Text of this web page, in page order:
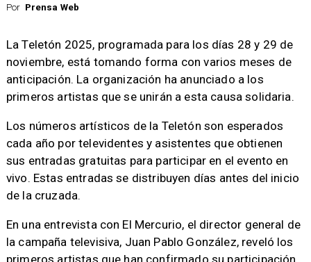
Por Prensa Web
La Teletón 2025, programada para los días 28 y 29 de
noviembre, está tomando forma con varios meses de
anticipación. La organización ha anunciado a los
primeros artistas que se unirán a esta causa solidaria.​
Los números artísticos de la Teletón son esperados
cada año por televidentes y asistentes que obtienen
sus entradas gratuitas para participar en el evento en
vivo. Estas entradas se distribuyen días antes del inicio
de la cruzada.
En una entrevista con El Mercurio, el director general de
la campaña televisiva, Juan Pablo González, reveló los